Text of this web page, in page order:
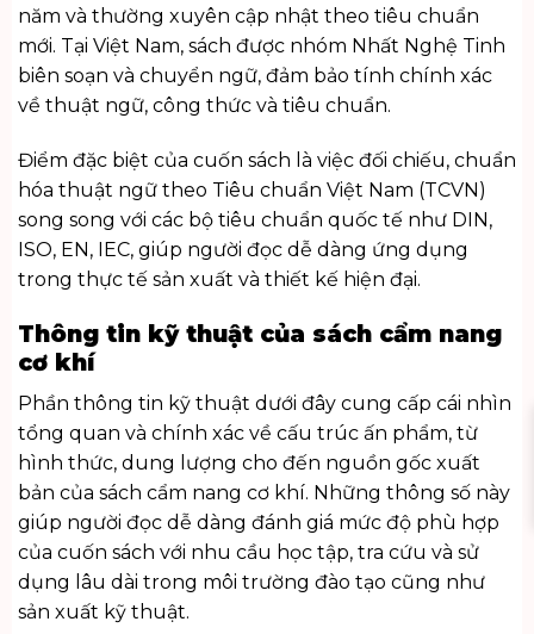
năm và thường xuyên cập nhật theo tiêu chuẩn
mới. Tại Việt Nam, sách được nhóm Nhất Nghệ Tinh
biên soạn và chuyển ngữ, đảm bảo tính chính xác
về thuật ngữ, công thức và tiêu chuẩn.
Điểm đặc biệt của cuốn sách là việc đối chiếu, chuẩn
hóa thuật ngữ theo Tiêu chuẩn Việt Nam (TCVN)
song song với các bộ tiêu chuẩn quốc tế như DIN,
ISO, EN, IEC, giúp người đọc dễ dàng ứng dụng
trong thực tế sản xuất và thiết kế hiện đại.
Thông tin kỹ thuật của sách cẩm nang
cơ khí
Phần thông tin kỹ thuật dưới đây cung cấp cái nhìn
tổng quan và chính xác về cấu trúc ấn phẩm, từ
hình thức, dung lượng cho đến nguồn gốc xuất
bản của sách cẩm nang cơ khí. Những thông số này
giúp người đọc dễ dàng đánh giá mức độ phù hợp
của cuốn sách với nhu cầu học tập, tra cứu và sử
dụng lâu dài trong môi trường đào tạo cũng như
sản xuất kỹ thuật.